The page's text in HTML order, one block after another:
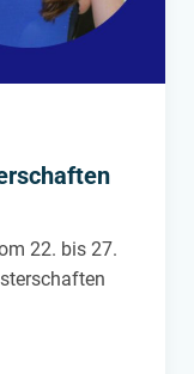
22. bis 27.